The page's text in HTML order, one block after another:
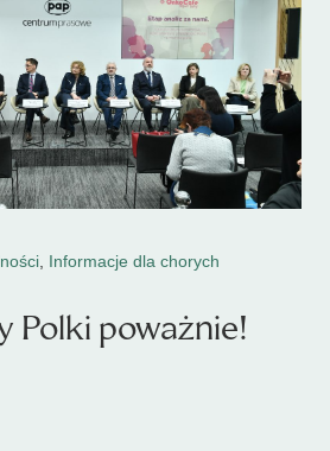
Informacje dla chorych
Polki poważnie!